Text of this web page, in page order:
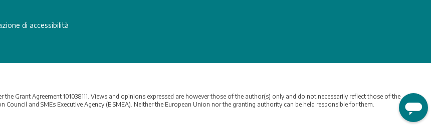
di accessibilità
the Grant Agreement 101038111. Views and opinions expressed are however those of the author(s) only and do not necessarily reflect those of the
Council and SMEs Executive Agency (EISMEA). Neither the European Union nor the granting authority can be held responsible for them.